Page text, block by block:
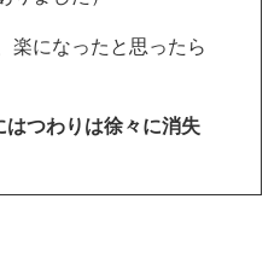
楽になったと思ったら
はつわりは徐々に消失